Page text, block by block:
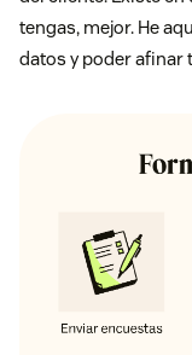
tengas, mejor. He
datos y poder afinar